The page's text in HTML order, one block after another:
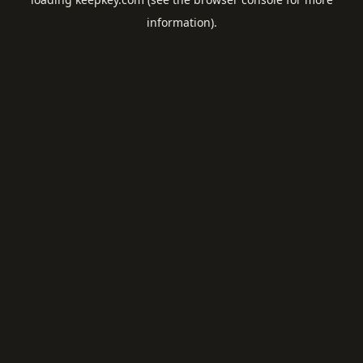
information).